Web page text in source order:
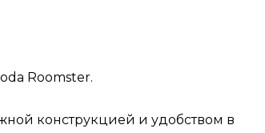
Roomster.
конструкцией и удобством в